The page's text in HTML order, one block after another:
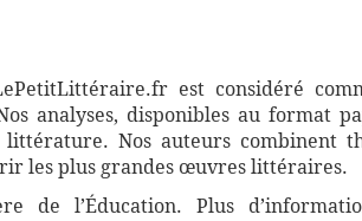
est considéré
analyses, disponibles au format
Nos auteurs combinent
les plus grandes œuvres littéraires.
de l’Éducation. Plus